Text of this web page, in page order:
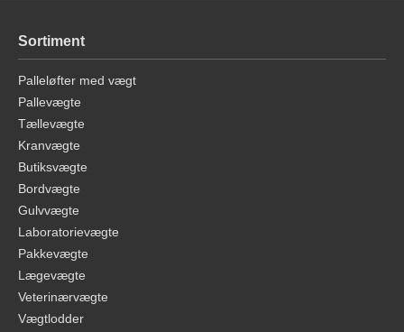
Sortiment
Palleløfter med vægt
Pallevægte
Tællevægte
Kranvægte
Butiksvægte
Bordvægte
Gulvvægte
Laboratorievægte
Pakkevægte
Lægevægte
Veterinærvægte
Vægtlodder